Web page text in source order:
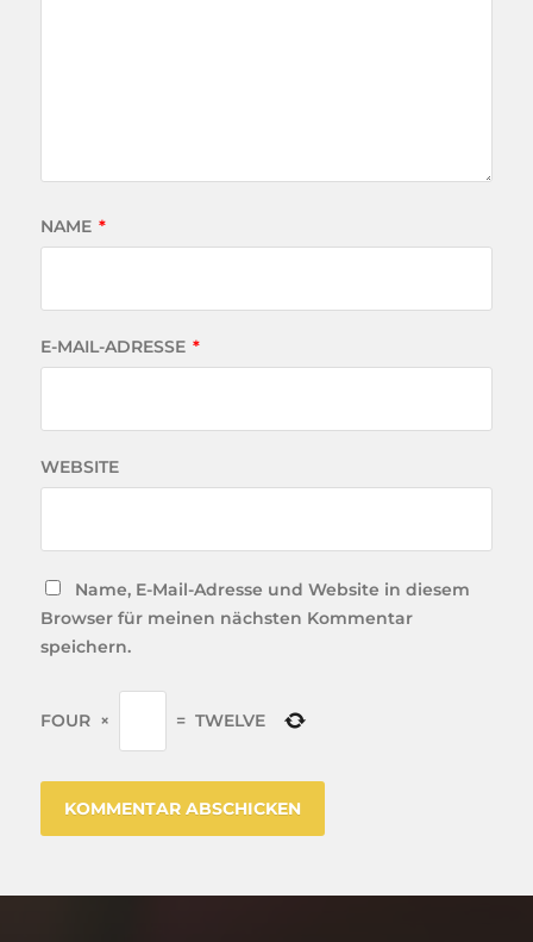
NAME *
E-MAIL-ADRESSE *
WEBSITE
Name, E-Mail-Adresse und Website in diesem
Browser für meinen nächsten Kommentar
speichern.
FOUR × = TWELVE